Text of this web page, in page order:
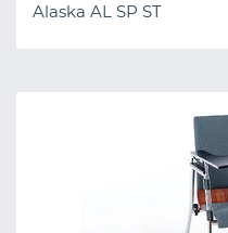
Alaska AL SP ST